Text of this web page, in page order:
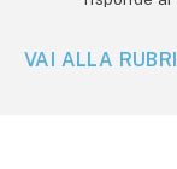
VAI ALLA